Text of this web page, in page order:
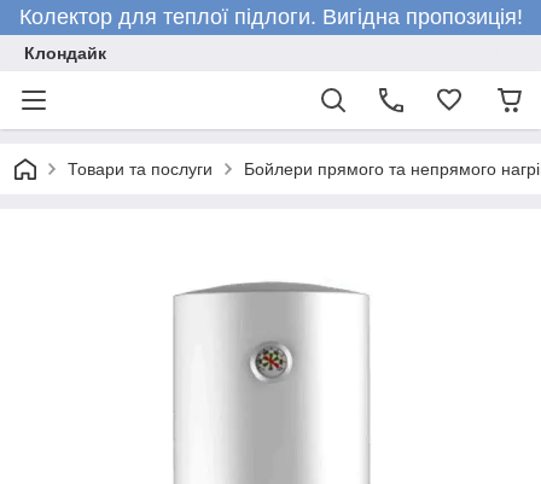
Колектор для теплої підлоги. Вигідна пропозиція!
Клондайк
Товари та послуги Бойлери прямого та непрямого